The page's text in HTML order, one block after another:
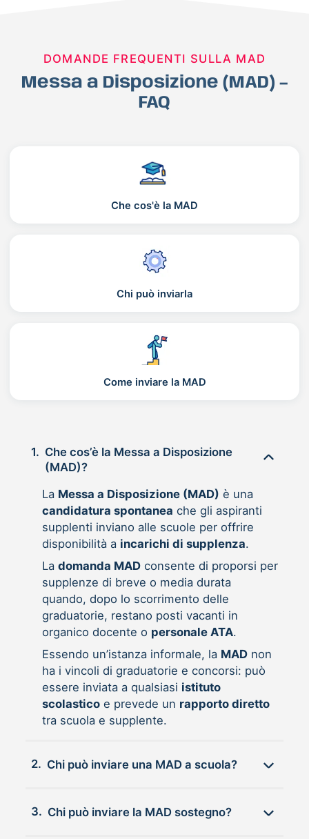
DOMANDE FREQUENTI SULLA MAD
Messa a Disposizione (MAD) –
FAQ
Che cos'è la MAD
Chi può inviarla
Come inviare la MAD
1. Che cos’è la Messa a Disposizione
(MAD)?
La Messa a Disposizione (MAD) è una
candidatura spontanea che gli aspiranti
supplenti inviano alle scuole per offrire
disponibilità a incarichi di supplenza.
La domanda MADconsente di proporsi per
supplenze di breve o media durata
quando, dopo lo scorrimento delle
graduatorie, restano posti vacanti in
organico docente o personale ATA.
Essendo un’istanza informale, la MADnon
ha i vincoli di graduatorie e concorsi: può
essere inviata a qualsiasi istituto
scolasticoe prevede un rapporto diretto
tra scuola e supplente.
2. Chi può inviare una MAD a scuola?
3. Chi può inviare la MAD sostegno?